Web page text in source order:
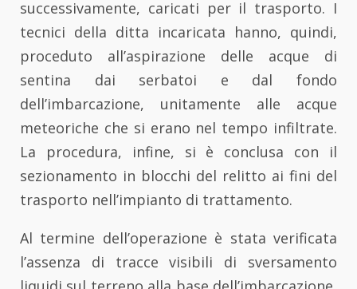
successivamente, caricati per il trasporto. I
tecnici della ditta incaricata hanno, quindi,
proceduto all’aspirazione delle acque di
sentina dai serbatoi e dal fondo
dell’imbarcazione, unitamente alle acque
meteoriche che si erano nel tempo infiltrate.
La procedura, infine, si è conclusa con il
sezionamento in blocchi del relitto ai fini del
trasporto nell’impianto di trattamento.
Al termine dell’operazione è stata verificata
l’assenza di tracce visibili di sversamento